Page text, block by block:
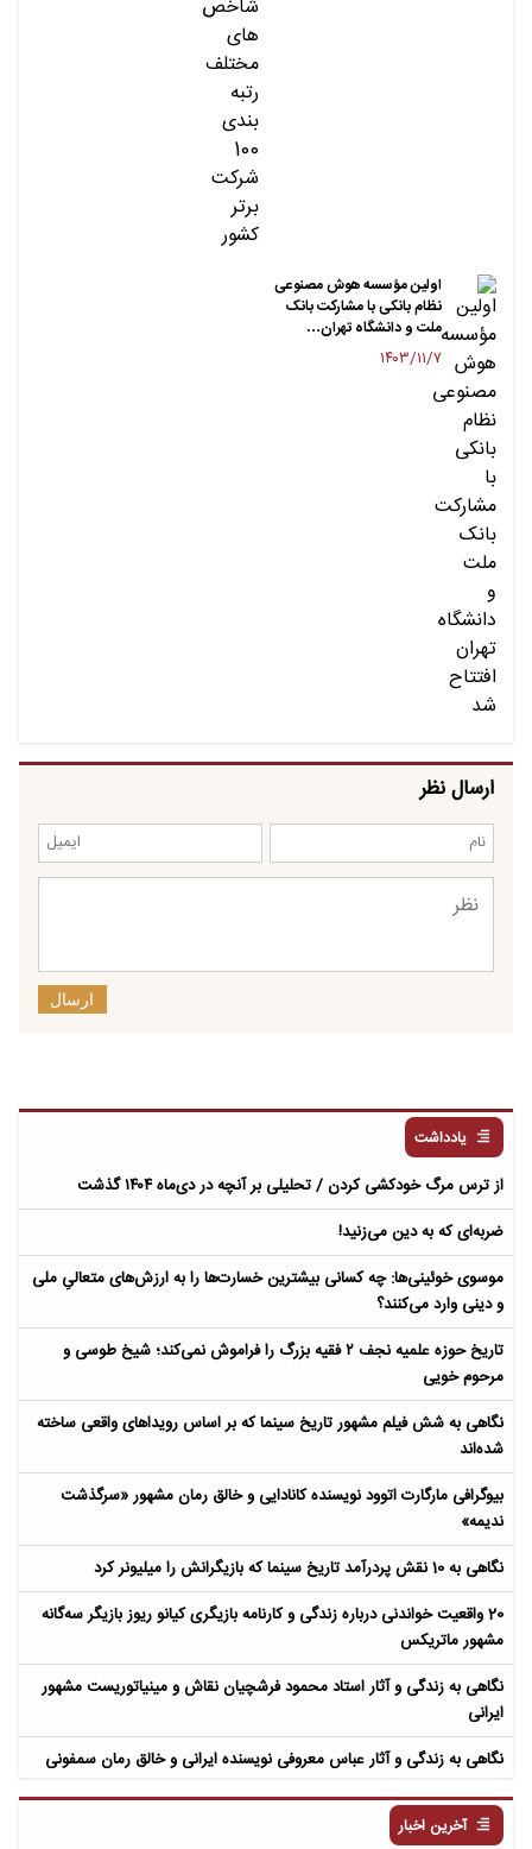
اولین مؤسسه هوش مصنوعی
نظام بانکی با مشارکت بانک
ملت و دانشگاه تهران…
۱۴۰۳/۱۱/۷
ارسال نظر
ارسال
یادداشت
از ترس مرگ خودکشی کردن / تحلیلی بر آنچه در دی‌ماه ۱۴۰۴ گذشت
ضربه‌ای که به دین می‌زنید!
موسوی خوئینی‌ها: چه کسانی بیشترین خسارت‌ها را به ارزش‌های متعالیِ ملی
و دینی وارد می‌کنند؟
تاریخ حوزه علمیه نجف ۲ فقیه بزرگ را فراموش نمی‌کند؛ شیخ طوسی و
مرحوم خویی
نگاهی به شش فیلم مشهور تاریخ سینما که بر اساس رویداهای واقعی ساخته
شده‌اند
بیوگرافی مارگارت اتوود نویسنده کانادایی و خالق رمان مشهور «سرگذشت
ندیمه»
نگاهی به 10 نقش پردرآمد تاریخ سینما که بازیگرانش را میلیونر کرد
20 واقعیت خواندنی درباره زندگی و کارنامه بازیگری کیانو ریوز بازیگر سه‌گانه
مشهور ماتریکس
نگاهی به زندگی و آثار استاد محمود فرشچیان نقاش و مینیاتوریست مشهور
ایرانی
نگاهی به زندگی و آثار عباس معروفی نویسنده ایرانی و خالق رمان سمفونی
آخرین اخبار